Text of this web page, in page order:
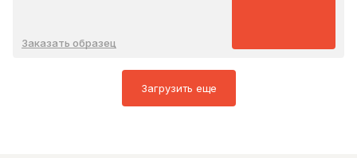
Заказать образец
Загрузить еще